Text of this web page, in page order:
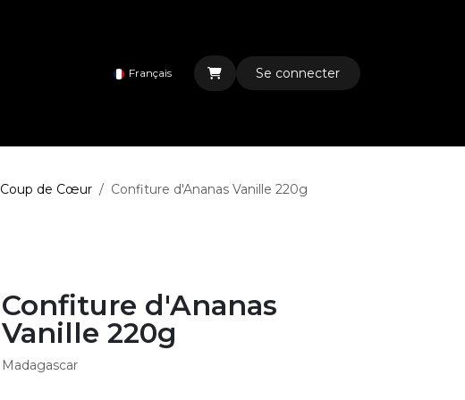
Français Se connecter
Coup de Cœur Confiture d'Ananas Vanille 220g
Confiture d'Ananas
Vanille 220g
Madagascar